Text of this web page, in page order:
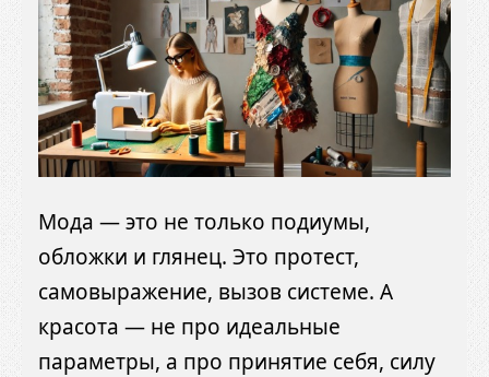
Мода — это не только подиумы,
обложки и глянец. Это протест,
самовыражение, вызов системе. А
красота — не про идеальные
параметры, а про принятие себя, силу